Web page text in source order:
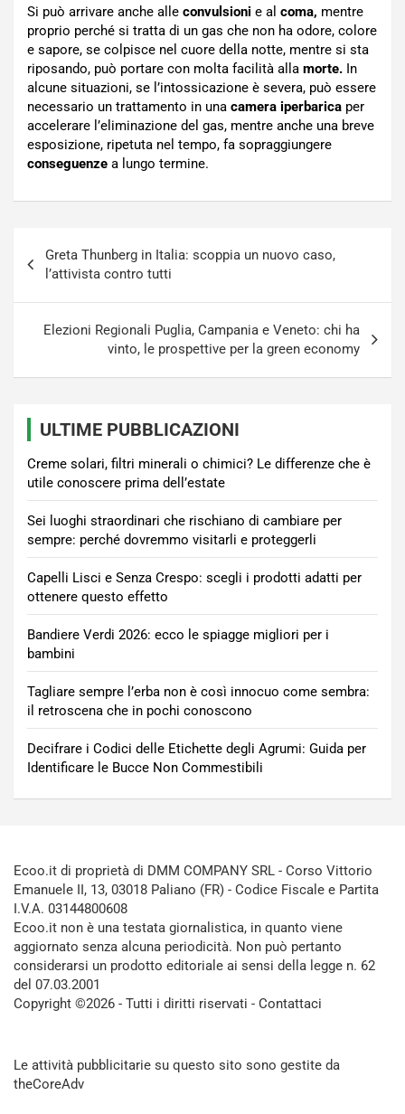
Si può arrivare anche alle convulsioni e al coma, mentre
proprio perché si tratta di un gas che non ha odore, colore
e sapore, se colpisce nel cuore della notte, mentre si sta
riposando, può portare con molta facilità alla morte. In
alcune situazioni, se l’intossicazione è severa, può essere
necessario un trattamento in una camera iperbarica per
accelerare l’eliminazione del gas, mentre anche una breve
esposizione, ripetuta nel tempo, fa sopraggiungere
conseguenze a lungo termine.
articoli
Greta Thunberg in Italia: scoppia un nuovo caso,
l’attivista contro tutti
Elezioni Regionali Puglia, Campania e Veneto: chi ha
vinto, le prospettive per la green economy
ULTIME PUBBLICAZIONI
Creme solari, filtri minerali o chimici? Le differenze che è
utile conoscere prima dell’estate
Sei luoghi straordinari che rischiano di cambiare per
sempre: perché dovremmo visitarli e proteggerli
Capelli Lisci e Senza Crespo: scegli i prodotti adatti per
ottenere questo effetto
Bandiere Verdi 2026: ecco le spiagge migliori per i
bambini
Tagliare sempre l’erba non è così innocuo come sembra:
il retroscena che in pochi conoscono
Decifrare i Codici delle Etichette degli Agrumi: Guida per
Identificare le Bucce Non Commestibili
Ecoo.it di proprietà di DMM COMPANY SRL - Corso Vittorio
Emanuele II, 13, 03018 Paliano (FR) - Codice Fiscale e Partita
I.V.A. 03144800608
Ecoo.it non è una testata giornalistica, in quanto viene
aggiornato senza alcuna periodicità. Non può pertanto
considerarsi un prodotto editoriale ai sensi della legge n. 62
del 07.03.2001
Copyright ©2026 - Tutti i diritti riservati - Contattaci
Le attività pubblicitarie su questo sito sono gestite da
theCoreAdv